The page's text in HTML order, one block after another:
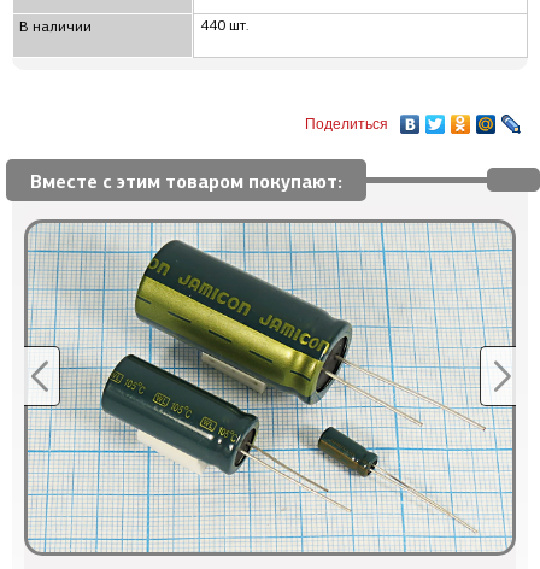
В наличии 440 шт.
Поделиться
Вместе с этим товаром покупают: